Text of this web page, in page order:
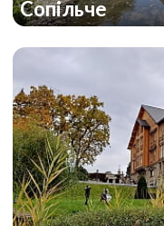
Сопільче